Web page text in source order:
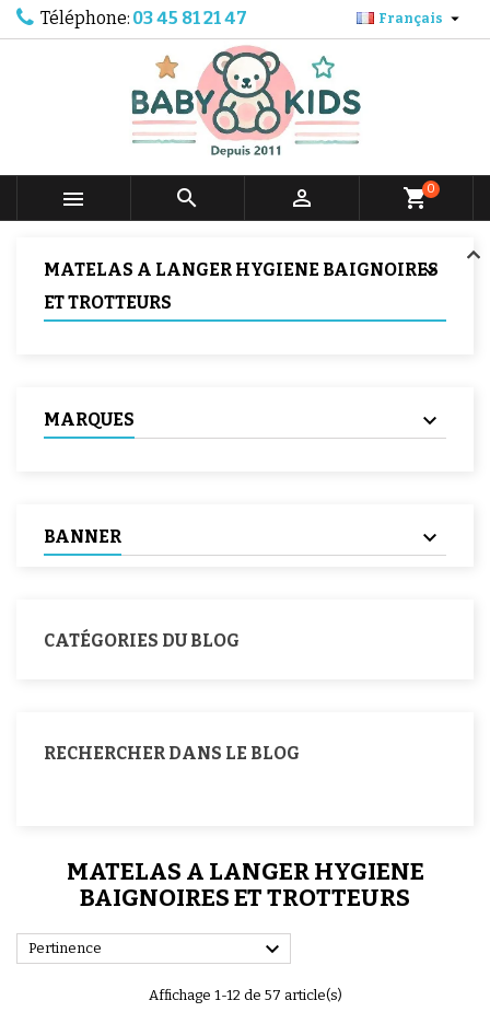
Téléphone: 03 45 81 21 47 Français 
   shopping_cart0
MATELAS A LANGER HYGIENE BAIGNOIRES
ET TROTTEURS
MARQUES
BANNER
CATÉGORIES DU BLOG
RECHERCHER DANS LE BLOG
MATELAS A LANGER HYGIENE
BAIGNOIRES ET TROTTEURS
Pertinence 
Affichage 1-12 de 57 article(s)